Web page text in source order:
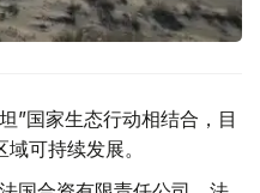
”国家生态行动相结合，目
可持续发展。